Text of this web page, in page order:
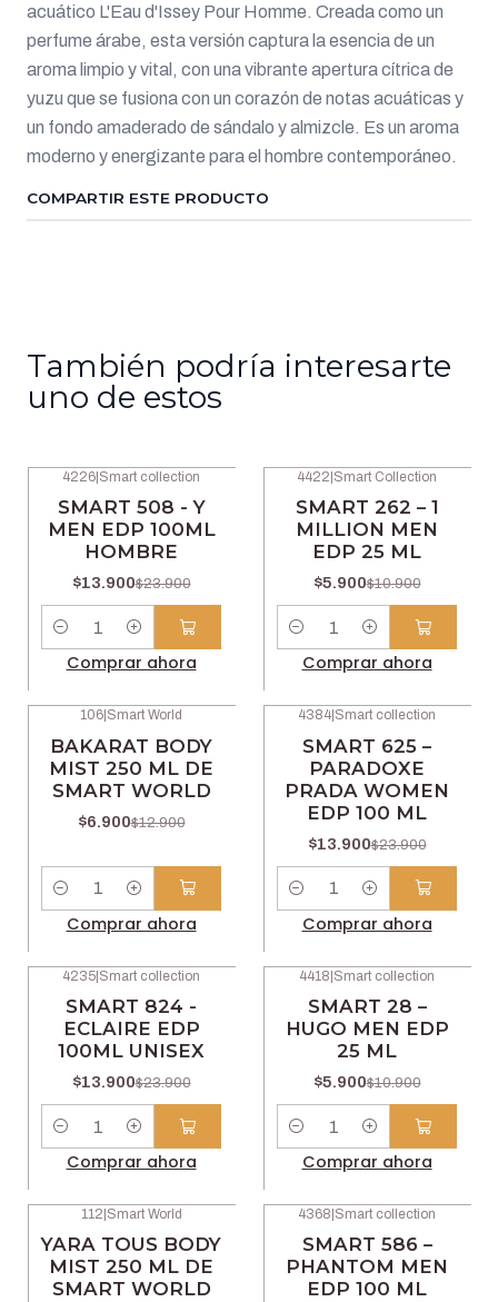
acuático L'Eau d'Issey Pour Homme. Creada como un
perfume árabe, esta versión captura la esencia de un
aroma limpio y vital, con una vibrante apertura cítrica de
yuzu que se fusiona con un corazón de notas acuáticas y
un fondo amaderado de sándalo y almizcle. Es un aroma
moderno y energizante para el hombre contemporáneo.
COMPARTIR ESTE PRODUCTO
También podría interesarte
uno de estos
4226 Smart collection
SMART 508 - Y
MEN EDP 100ML
HOMBRE
$13.900$23.900
Comprar ahora
4422 Smart Collection
SMART 262 – 1
MILLION MEN
EDP 25 ML
$5.900$10.900
Comprar ahora
106 Smart World
BAKARAT BODY
MIST 250 ML DE
SMART WORLD
$6.900$12.900
Cantidad
Comprar ahora
4384 Smart collection
SMART 625 –
PARADOXE
PRADA WOMEN
EDP 100 ML
$13.900$23.900
Cantidad
Comprar ahora
4235|Smart collection
SMART 824 -
ECLAIRE EDP
100ML UNISEX
$13.900$23.900
Comprar ahora
4418|Smart collection
SMART 28 –
HUGO MEN EDP
25 ML
$5.900$10.900
Comprar ahora
112 Smart World
YARA TOUS BODY
MIST 250 ML DE
SMART WORLD
4368 Smart collection
SMART 586 –
PHANTOM MEN
EDP 100 ML